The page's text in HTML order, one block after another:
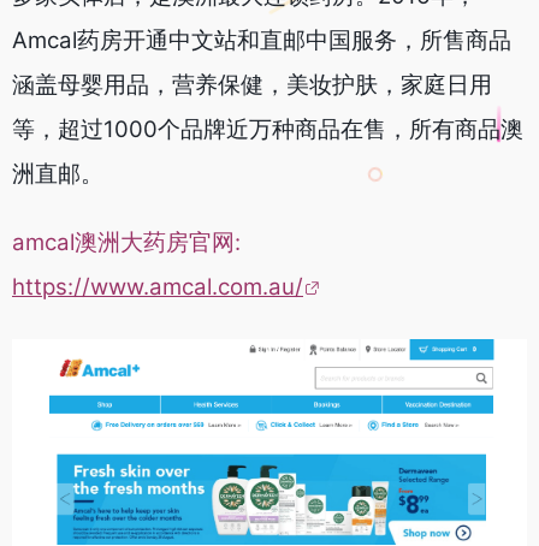
Amcal药房开通中文站和直邮中国服务，所售商品
涵盖母婴用品，营养保健，美妆护肤，家庭日用
等，超过1000个品牌近万种商品在售，所有商品澳
洲直邮。
amcal澳洲大药房官网:
https://www.amcal.com.au/